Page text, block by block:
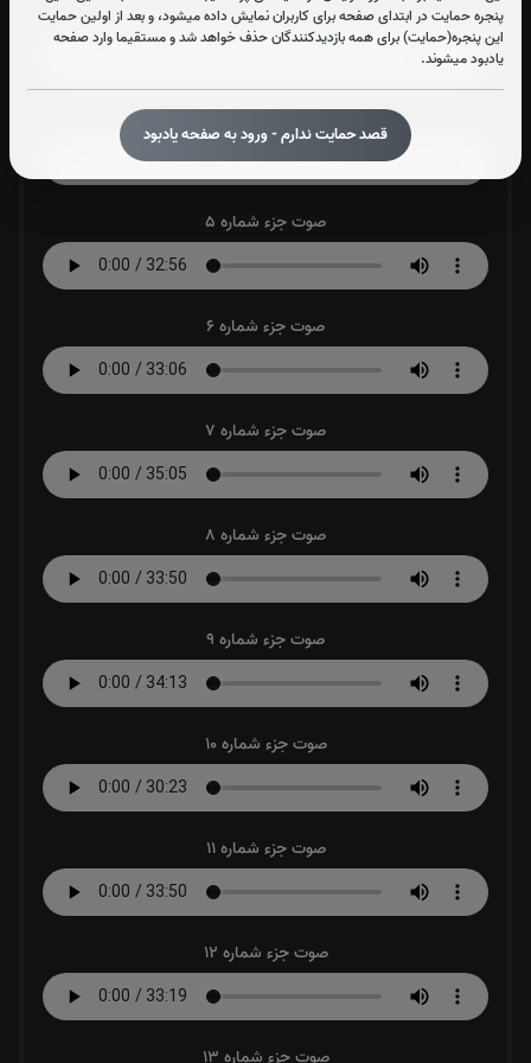
پنجره حمایت در ابتدای صفحه برای کاربران نمایش داده میشود، و بعد از اولین حمایت
این پنجره(حمایت) برای همه بازدیدکنندگان حذف خواهد شد و مستقیما وارد صفحه
یادبود میشوند.
قصد حمایت ندارم - ورود به صفحه یادبود
صوت جزء شماره 3
صوت جزء شماره 4
صوت جزء شماره 5
صوت جزء شماره 6
صوت جزء شماره 7
صوت جزء شماره 8
صوت جزء شماره 9
صوت جزء شماره 10
صوت جزء شماره 11
صوت جزء شماره 12
صوت جزء شماره 13